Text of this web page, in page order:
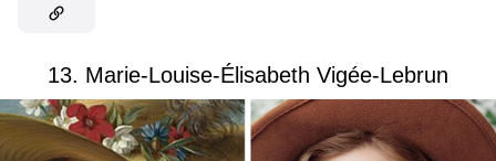
13. Marie-Louise-Élisabeth Vigée-Lebrun